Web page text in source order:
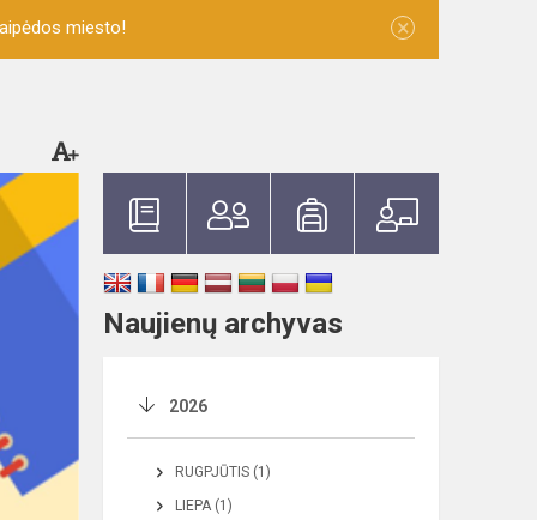
miesto! ×
Naujienų archyvas
2026
RUGPJŪTIS (1)
LIEPA (1)